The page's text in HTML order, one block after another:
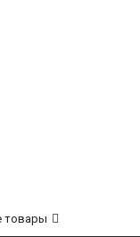
товары